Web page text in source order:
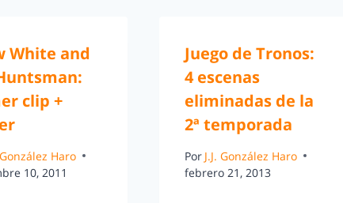
White and
clip +
González Haro
10, 2011
Juego de Tronos:
4 escenas
eliminadas de la
2ª temporada
Por J.J. González Haro
febrero 21, 2013